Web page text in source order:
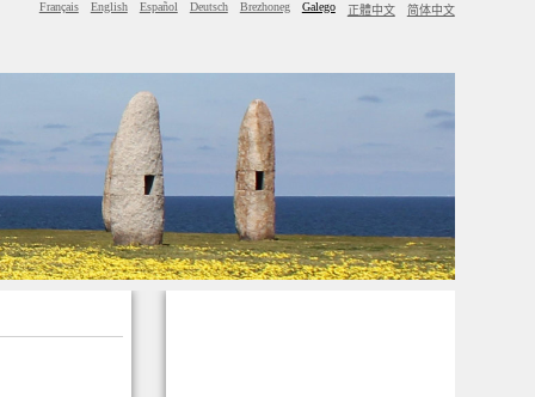
Français English Español Deutsch Brezhoneg Galego 正體中文 简体中文